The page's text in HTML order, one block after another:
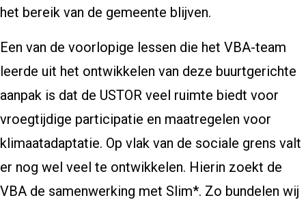
het bereik van de gemeente blijven.
Een van de voorlopige lessen die het VBA-team
leerde uit het ontwikkelen van deze buurtgerichte
aanpak is dat de USTOR veel ruimte biedt voor
vroegtijdige participatie en maatregelen voor
klimaatadaptatie. Op vlak van de sociale grens valt
er nog wel veel te ontwikkelen. Hierin zoekt de
VBA de samenwerking met Slim*. Zo bundelen wij